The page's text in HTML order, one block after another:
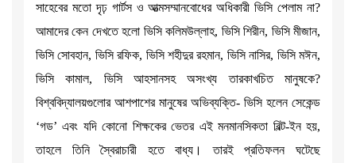
সাহেবের মতো দৃঢ় গার্টস ও আত্মসম্মানবোধের অধিকারী ভিসি পেলাম না?
আমাদের কেন দেখতে হলো ভিসি কলিমউল্লাহ, ভিসি শিরীন, ভিসি মীজান,
ভিসি সোবহান, ভিসি রফিক, ভিসি শহীদুর রহমান, ভিসি নাসির, ভিসি মঈন,
ভিসি কামাল, ভিসি আহসানসহ অসংখ্য তারকাখচিত মানুষকে?
বিশ্ববিদ্যালয়গুলোর আশপাশের মানুষের অভিব্যক্তি- ভিসি হলেন সেকেন্ড
‘গড’ এবং যদি কোনো শিক্ষকের ভেতর এই মনমানসিকতা বিল্ট-ইন হয়,
তাহলে তিনি স্বৈরাচারী হতে বাধ্য। তারই প্রতিফলন ঘটেছে